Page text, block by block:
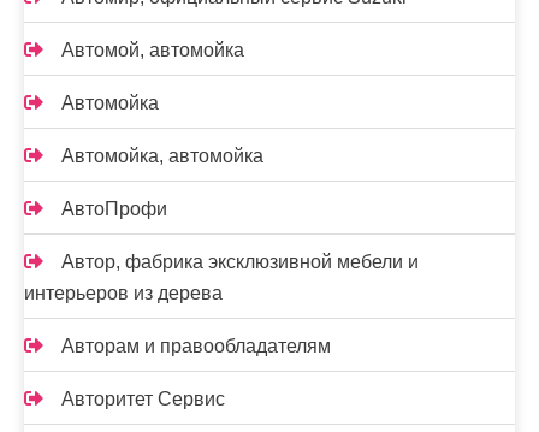
Автомой, автомойка
Автомойка
Автомойка, автомойка
АвтоПрофи
Автор, фабрика эксклюзивной мебели и
интерьеров из дерева
Авторам и правообладателям
Авторитет Сервис